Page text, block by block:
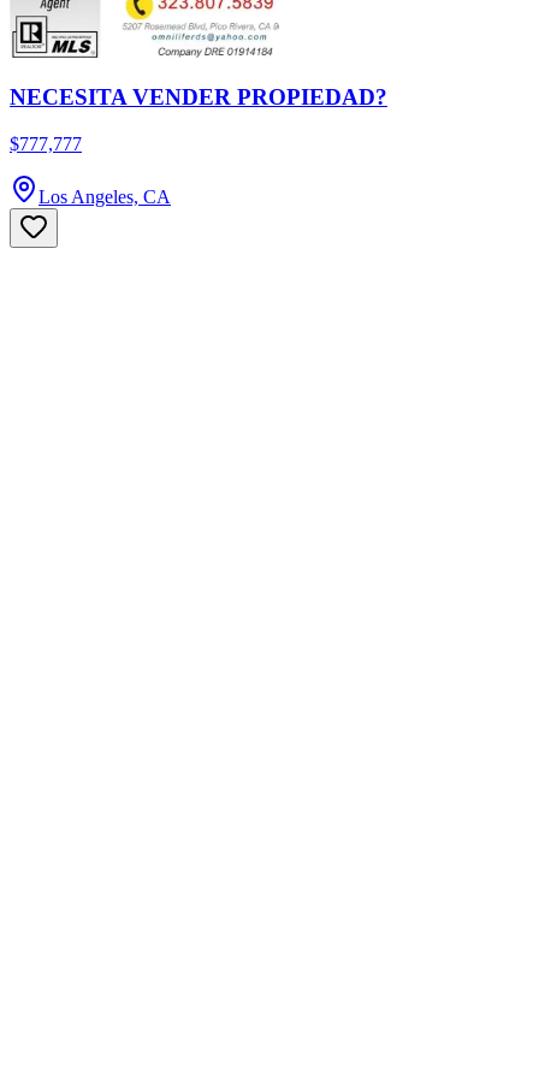
NECESITA VENDER PROPIEDAD?
$777,777
Los Angeles, CA